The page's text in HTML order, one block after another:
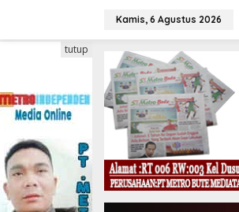
k
e
e
n
Kamis, 6 Agustus 2026
tutup